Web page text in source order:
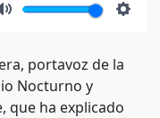
portavoz de la
Nocturno y
que ha explicado